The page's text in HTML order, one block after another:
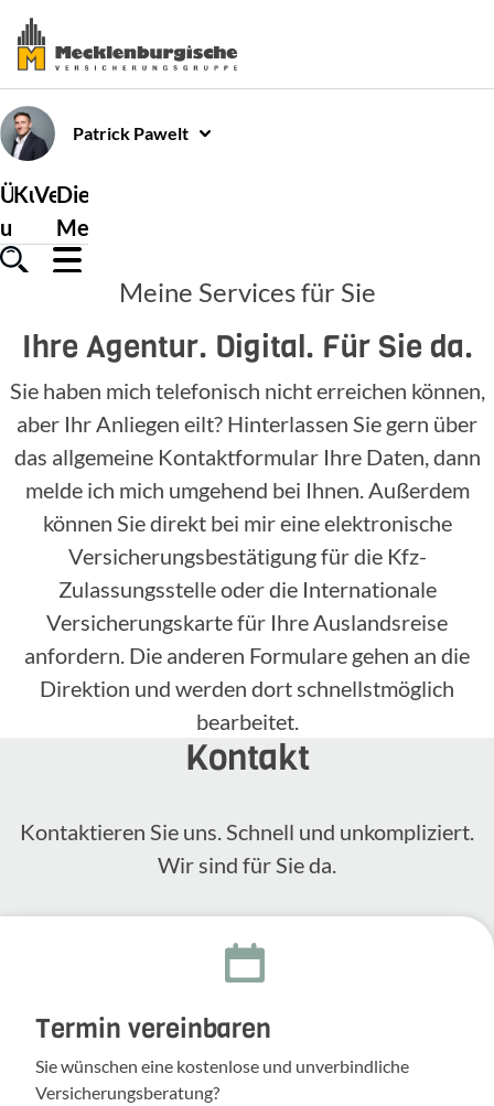
Patrick Pawelt
Über
uns
Kundenservice
Versicherungen
Die
Mecklenburgische
Meine Services für Sie
Ihre Agentur. Digital. Für Sie da.
Sie haben mich telefonisch nicht erreichen können,
aber Ihr Anliegen eilt? Hinterlassen Sie gern über
das allgemeine Kontaktformular Ihre Daten, dann
melde ich mich umgehend bei Ihnen. Außerdem
können Sie direkt bei mir eine elektronische
Versicherungsbestätigung für die Kfz-
Zulassungsstelle oder die Internationale
Versicherungskarte für Ihre Auslandsreise
anfordern. Die anderen Formulare gehen an die
Direktion und werden dort schnellstmöglich
bearbeitet.
Kontakt
Kontak­tieren Sie uns. Schnell und unkom­pli­ziert.
Wir sind für Sie da.
Termin vereinbaren
Sie wünschen eine kostenlose und unverbindliche
Versicherungsberatung?